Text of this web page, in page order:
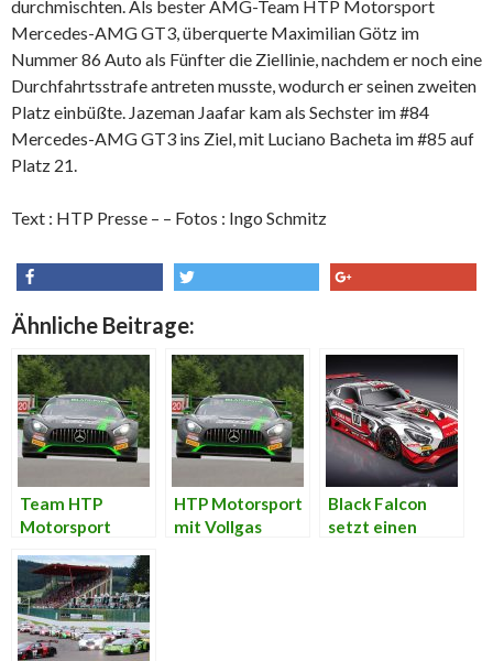
durchmischten. Als bester AMG-Team HTP Motorsport
Mercedes-AMG GT3, überquerte Maximilian Götz im
Nummer 86 Auto als Fünfter die Ziellinie, nachdem er noch eine
Durchfahrtsstrafe antreten musste, wodurch er seinen zweiten
Platz einbüßte. Jazeman Jaafar kam als Sechster im #84
Mercedes-AMG GT3 ins Ziel, mit Luciano Bacheta im #85 auf
Platz 21.
Text : HTP Presse – – Fotos : Ingo Schmitz
share
Ähnliche Beitrage:
Team HTP
Motorsport
Fahrer für 24h
von Spa
HTP Motorsport
mit Vollgas
Black Falcon
setzt einen